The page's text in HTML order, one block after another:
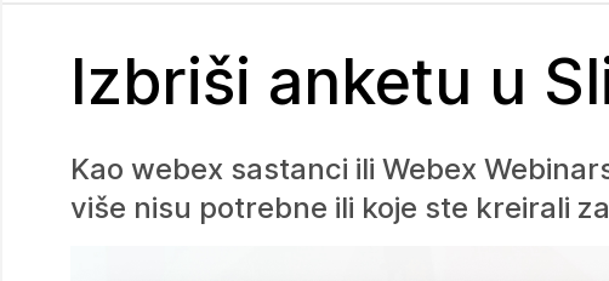
Izbriši anketu u
Kao webex sastanci ili Webex
više nisu potrebne ili koje ste kreirali